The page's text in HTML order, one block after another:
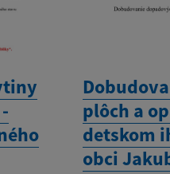
plôch a
detskom
obci